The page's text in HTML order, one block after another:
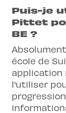
Puis-je
Pittet
BE ?
école de
application
l'utiliser